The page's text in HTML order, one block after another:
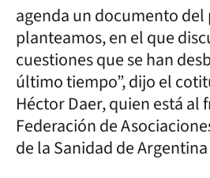
agenda un documento
planteamos, en el que
cuestiones que se han
último tiempo”, dijo el
Héctor Daer, quien está al
Federación de
de la Sanidad de Argentina